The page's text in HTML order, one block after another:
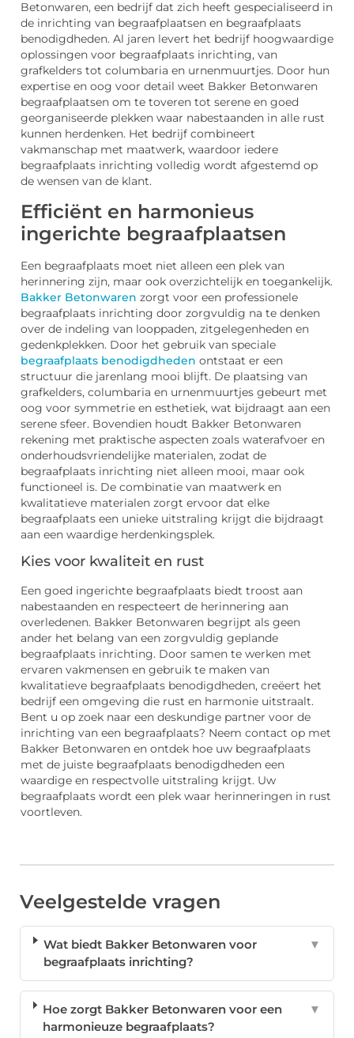
Betonwaren, een bedrijf dat zich heeft gespecialiseerd in
de inrichting van begraafplaatsen en begraafplaats
benodigdheden. Al jaren levert het bedrijf hoogwaardige
oplossingen voor begraafplaats inrichting, van
grafkelders tot columbaria en urnenmuurtjes. Door hun
expertise en oog voor detail weet Bakker Betonwaren
begraafplaatsen om te toveren tot serene en goed
georganiseerde plekken waar nabestaanden in alle rust
kunnen herdenken. Het bedrijf combineert
vakmanschap met maatwerk, waardoor iedere
begraafplaats inrichting volledig wordt afgestemd op
de wensen van de klant.
Efficiënt en harmonieus
ingerichte begraafplaatsen
Een begraafplaats moet niet alleen een plek van
herinnering zijn, maar ook overzichtelijk en toegankelijk.
Bakker Betonwaren zorgt voor een professionele
begraafplaats inrichting door zorgvuldig na te denken
over de indeling van looppaden, zitgelegenheden en
gedenkplekken. Door het gebruik van speciale
begraafplaats benodigdheden ontstaat er een
structuur die jarenlang mooi blijft. De plaatsing van
grafkelders, columbaria en urnenmuurtjes gebeurt met
oog voor symmetrie en esthetiek, wat bijdraagt aan een
serene sfeer. Bovendien houdt Bakker Betonwaren
rekening met praktische aspecten zoals waterafvoer en
onderhoudsvriendelijke materialen, zodat de
begraafplaats inrichting niet alleen mooi, maar ook
functioneel is. De combinatie van maatwerk en
kwalitatieve materialen zorgt ervoor dat elke
begraafplaats een unieke uitstraling krijgt die bijdraagt
aan een waardige herdenkingsplek.
Kies voor kwaliteit en rust
Een goed ingerichte begraafplaats biedt troost aan
nabestaanden en respecteert de herinnering aan
overledenen. Bakker Betonwaren begrijpt als geen
ander het belang van een zorgvuldig geplande
begraafplaats inrichting. Door samen te werken met
ervaren vakmensen en gebruik te maken van
kwalitatieve begraafplaats benodigdheden, creëert het
bedrijf een omgeving die rust en harmonie uitstraalt.
Bent u op zoek naar een deskundige partner voor de
inrichting van een begraafplaats? Neem contact op met
Bakker Betonwaren en ontdek hoe uw begraafplaats
met de juiste begraafplaats benodigdheden een
waardige en respectvolle uitstraling krijgt. Uw
begraafplaats wordt een plek waar herinneringen in rust
voortleven.
Veelgestelde vragen
Wat biedt Bakker Betonwaren voor
begraafplaats inrichting?
▼
Hoe zorgt Bakker Betonwaren voor een
harmonieuze begraafplaats?
▼